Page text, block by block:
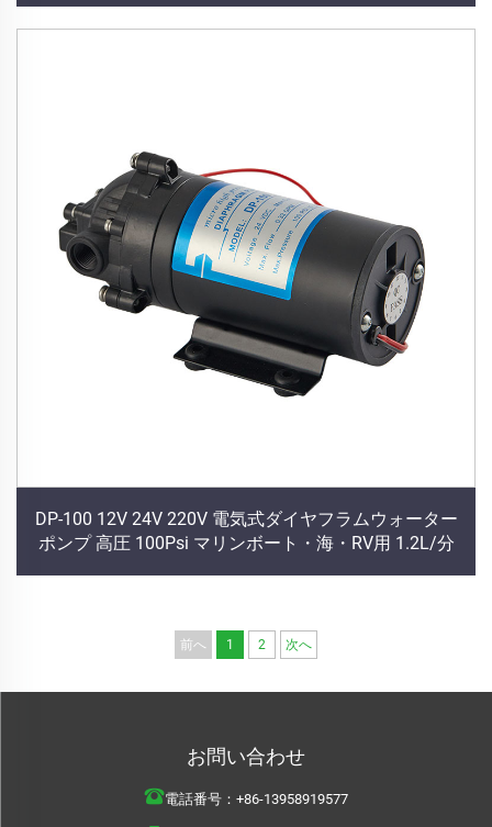
DP-100 12V 24V 220V 電気式ダイヤフラムウォーター
ポンプ 高圧 100Psi マリンボート・海・RV用 1.2L/分
前へ 1 2 次へ
お問い合わせ
電話番号： +86-13958919577